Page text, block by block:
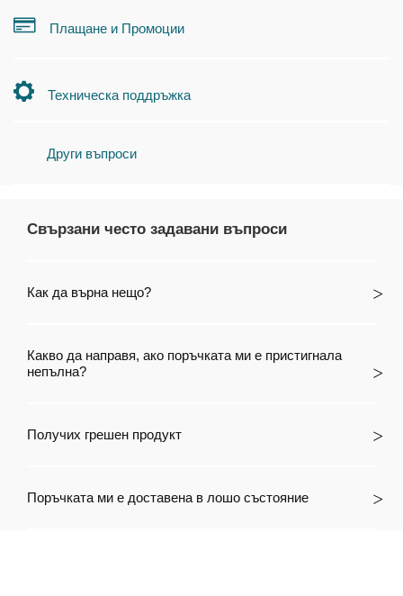
Плащане и Промоции
Техническа поддръжка
Други въпроси
Свързани често задавани въпроси
Как да върна нещо?
Какво да направя, ако поръчката ми е пристигнала
непълна?
Получих грешен продукт
Поръчката ми е доставена в лошо състояние